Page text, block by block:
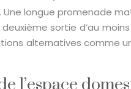
longue promenade
sortie d’au
alternatives
l’espace